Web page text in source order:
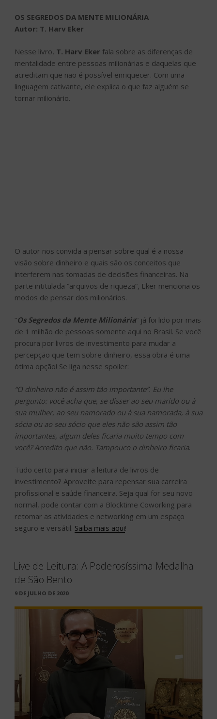
OS SEGREDOS DA MENTE MILIONÁRIA
Autor: T. Harv Eker
Nesse livro, T. Harv Eker fala sobre as diferenças de
mentalidade entre pessoas milionárias e daquelas que
acreditam que não é possível enriquecer. Com uma
linguagem cativante, ele explica o que faz alguém se
tornar milionário.
O autor nos convida a pensar sobre qual é a nossa
visão sobre dinheiro e quais são os conceitos que
interferem nas tomadas de decisões financeiras. Na
parte intitulada “arquivos de riqueza”, Eker menciona os
modos de pensar dos milionários.
“Os Segredos da Mente Milionária” já foi lido por mais
de 1 milhão de pessoas somente aqui no Brasil. Se você
procura por livros de investimento para mudar a
percepção que tem sobre dinheiro, essa obra é uma
ótima opção! Se liga nesse spoiler:
“O dinheiro não é assim tão importante”. Eu lhe
pergunto: você acha que, se disser ao seu marido ou à
sua mulher, ao seu namorado ou à sua namorada, à sua
sócia ou ao seu sócio que eles não são assim tão
importantes, algum deles ficaria muito tempo com
você? Acredito que não. Tampouco o dinheiro ficaria.
Tudo certo para iniciar a leitura de livros de
investimento? Aproveite para repensar sua carreira
profissional e saúde financeira. Seja qual for seu novo
normal, pode contar com a Blocktime Coworking para
retomar as atividades e networking em um espaço
seguro e versátil. Saiba mais aqui!
Live de Leitura: A Poderosíssima Medalha
de São Bento
PUBLICADO
9 DE JULHO DE 2020